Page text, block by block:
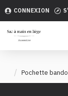
CONNEXION
Pochette